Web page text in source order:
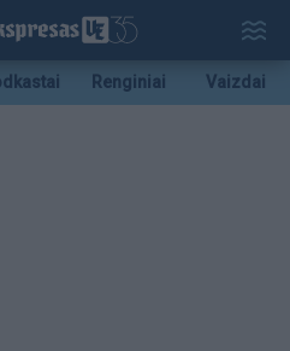
Renginiai Vaizdai